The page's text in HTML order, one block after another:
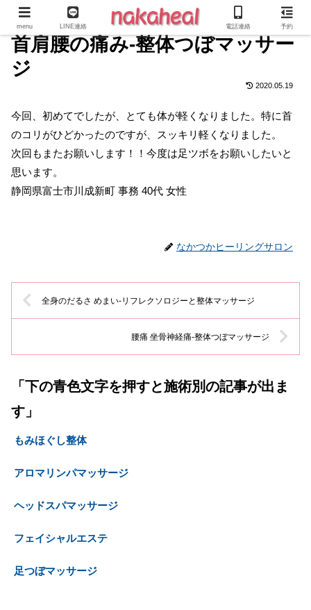
首肩腰の痛み-整体つぼマッサー
ジ
2020.05.19
今回、初めてでしたが、とても体が軽くなりました。特に首
のコリがひどかったのですが、スッキリ軽くなりました。
次回もまたお願いします！！今度は足ツボをお願いしたいと
思います。
静岡県富士市川成新町 事務 40代 女性
なかつかヒーリングサロン
全身のだるさ めまい-リフレクソロジーと整体マッサージ
腰痛 坐骨神経痛-整体つぼマッサージ
「下の青色文字を押すと施術別の記事が出ま
す」
もみほぐし整体
アロマリンパマッサージ
ヘッドスパマッサージ
フェイシャルエステ
足つぼマッサージ
menu LINE連絡 電話連絡 予約